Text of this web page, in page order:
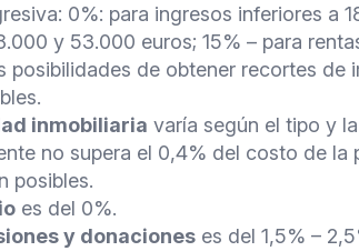
0%: para ingresos inferiores a
y 53.000 euros; 15% – para
posibilidades de obtener recortes de
inmobiliaria varía según el tipo y
no supera el 0,4% del costo de la
posibles.
es del 0%.
y donaciones es del 1,5% –